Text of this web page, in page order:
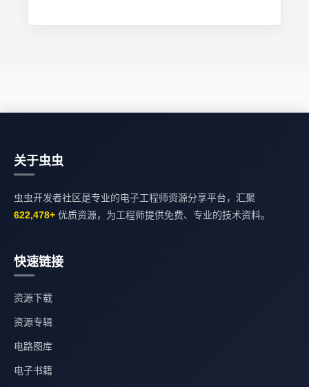
关于虫虫
虫虫开发者社区是专业的电子工程师资源分享平台，汇聚
622,478+ 优质资源，为工程师提供免费、专业的技术资料。
快速链接
资源下载
资源专辑
电路图库
电子书籍